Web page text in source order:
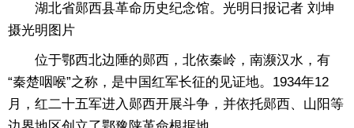
湖北省郧西县革命历史纪念馆。光明日报记者 刘坤
摄光明图片
位于鄂西北边陲的郧西，北依秦岭，南濒汉水，有
“秦楚咽喉”之称，是中国红军长征的见证地。1934年12
月，红二十五军进入郧西开展斗争，并依托郧西、山阳等